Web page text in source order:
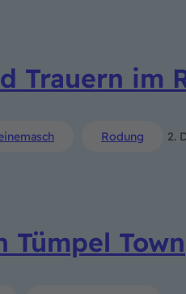
Trauern im
Rodung 2.
Tümpel Town